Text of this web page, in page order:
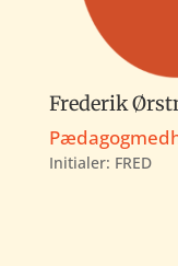
Frederik
Initialer: FRED